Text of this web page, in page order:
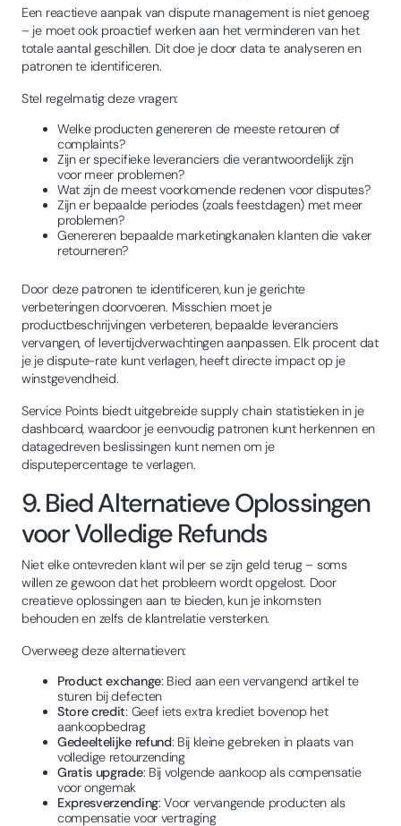
Een reactieve aanpak van dispute management is niet genoeg
– je moet ook proactief werken aan het verminderen van het
totale aantal geschillen. Dit doe je door data te analyseren en
patronen te identificeren.
Stel regelmatig deze vragen:
Welke producten genereren de meeste retouren of
complaints?
Zijn er specifieke leveranciers die verantwoordelijk zijn
voor meer problemen?
Wat zijn de meest voorkomende redenen voor disputes?
Zijn er bepaalde periodes (zoals feestdagen) met meer
problemen?
Genereren bepaalde marketingkanalen klanten die vaker
retourneren?
Door deze patronen te identificeren, kun je gerichte
verbeteringen doorvoeren. Misschien moet je
productbeschrijvingen verbeteren, bepaalde leveranciers
vervangen, of levertijdverwachtingen aanpassen. Elk procent dat
je je dispute-rate kunt verlagen, heeft directe impact op je
winstgevendheid.
Service Points biedt uitgebreide supply chain statistieken in je
dashboard, waardoor je eenvoudig patronen kunt herkennen en
datagedreven beslissingen kunt nemen om je
disputepercentage te verlagen.
9. Bied Alternatieve Oplossingen
voor Volledige Refunds
Niet elke ontevreden klant wil per se zijn geld terug – soms
willen ze gewoon dat het probleem wordt opgelost. Door
creatieve oplossingen aan te bieden, kun je inkomsten
behouden en zelfs de klantrelatie versterken.
Overweeg deze alternatieven:
Product exchange: Bied aan een vervangend artikel te
sturen bij defecten
Store credit: Geef iets extra krediet bovenop het
aankoopbedrag
Gedeeltelijke refund: Bij kleine gebreken in plaats van
volledige retourzending
Gratis upgrade: Bij volgende aankoop als compensatie
voor ongemak
Expresverzending: Voor vervangende producten als
compensatie voor vertraging